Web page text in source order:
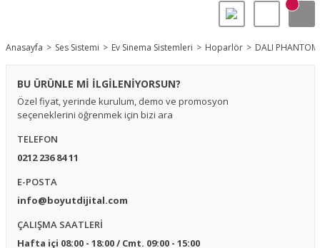
Anasayfa Ses Sistemi Ev Sinema Sistemleri Hoparlör DALI
BU ÜRÜNLE Mİ İLGİLENİYORSUN?
Özel fiyat, yerinde kurulum, demo ve promosyon
seçeneklerini öğrenmek için bizi ara
TELEFON
0212 236 84 11
E-POSTA
info@boyutdijital.com
ÇALIŞMA SAATLERİ
Hafta içi 08:00 - 18:00 / Cmt. 09:00 - 15:00